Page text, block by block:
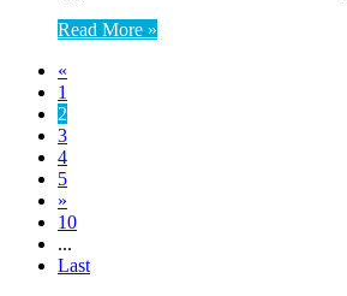
Read More »
«
1
2
3
4
5
»
10
...
Last